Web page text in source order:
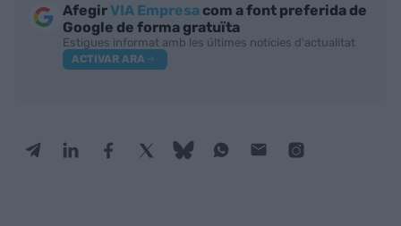
AfegirVIA Empresa com a font preferida de
Google de forma gratuïta
Estigues informat amb les últimes notícies d'actualitat
ACTIVAR ARA